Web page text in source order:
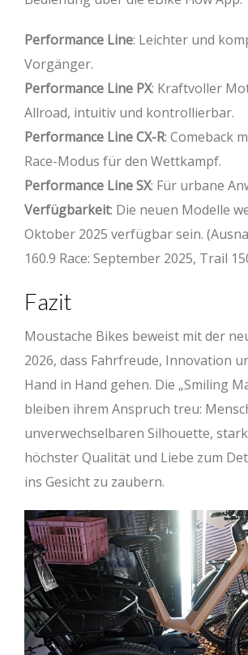
Performance Line: Leichter und
Vorgänger.
Performance Line PX: Kraftvoller
Allroad, intuitiv und kontrollierbar.
Performance Line CX-R: Comeback
Race-Modus für den Wettkampf.
Performance Line SX: Für urbane
Verfügbarkeit: Die neuen Modelle
Oktober 2025 verfügbar sein.
160.9 Race: September 2025, Trail
Fazit
Moustache Bikes beweist mit der
2026, dass Fahrfreude, Innovation
Hand in Hand gehen. Die „Smiling
bleiben ihrem Anspruch treu:
unverwechselbaren Silhouette,
höchster Qualität und Liebe zum
ins Gesicht zu zaubern.